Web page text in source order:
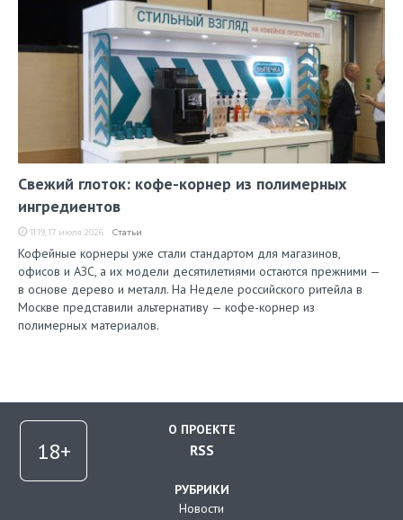
Свежий глоток: кофе-корнер из полимерных
ингредиентов
11:19, 17 июля 2026 Статьи
Кофейные корнеры уже стали стандартом для магазинов,
офисов и АЗС, а их модели десятилетиями остаются прежними —
в основе дерево и металл. На Неделе российского ритейла в
Москве представили альтернативу — кофе-корнер из
полимерных материалов.
О ПРОЕКТЕ
RSS
РУБРИКИ
Новости